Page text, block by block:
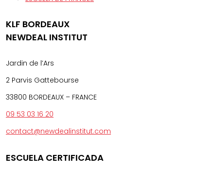
KLF BORDEAUX
NEWDEAL INSTITUT
Jardin de l’Ars
2 Parvis Gattebourse
33800 BORDEAUX – FRANCE
09 53 03 16 20
contact@newdealinstitut.com
ESCUELA CERTIFICADA